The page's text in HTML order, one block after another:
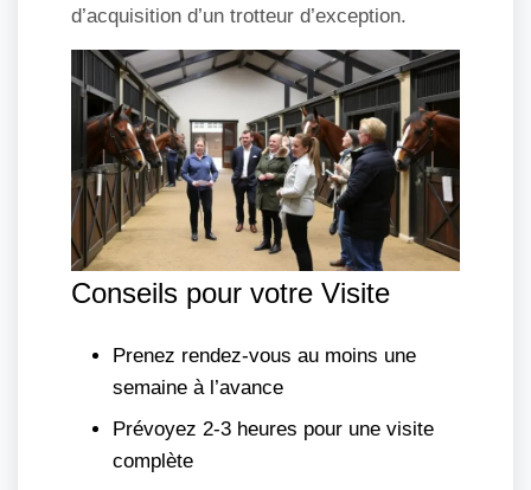
d’acquisition d’un trotteur d’exception.
Conseils pour votre Visite
Prenez rendez-vous au moins une
semaine à l’avance
Prévoyez 2-3 heures pour une visite
complète